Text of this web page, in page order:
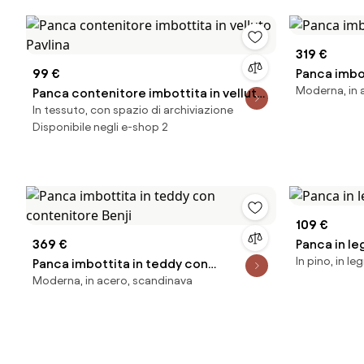
99 €
Panca contenitore imbottita in velluto
Pavlina
In tessuto, con spazio di archiviazione
Disponibile negli e-shop 2
319 €
Panca
Moderna, in
369 €
Panca imbottita in teddy con
contenitore Benji
Moderna, in acero, scandinava
109 €
Panca in
In pino, in